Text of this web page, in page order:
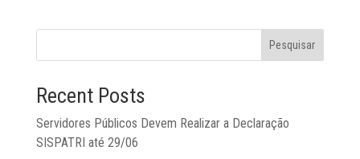
Pesquisar
Recent Posts
Servidores Públicos Devem Realizar a Declaração
SISPATRI até 29/06